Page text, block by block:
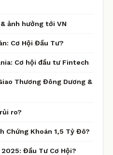
ảnh hưởng tới VN
Cơ Hội Đầu Tư?
Cơ hội đầu tư Fintech
Thương Đông Dương &
ro?
Chứng Khoán 1,5 Tỷ Đô?
Đầu Tư Cơ Hội?